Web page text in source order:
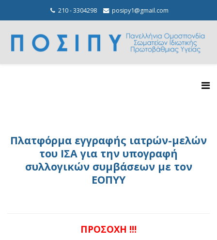
210 - 3304298 posipy1@gmail.com
Πλατφόρμα εγγραφής ιατρών-μελών
του ΙΣΑ για την υπογραφή
συλλογικών συμβάσεων με τον
ΕΟΠΥΥ
ΠΡΟΣΟΧΗ !!!